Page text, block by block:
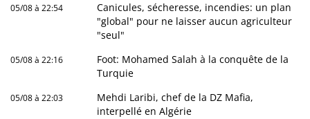
05/08 à 22:54
Canicules, sécheresse, incendies: un plan
"global" pour ne laisser aucun agriculteur
"seul"
05/08 à 22:16
Foot: Mohamed Salah à la conquête de la
Turquie
05/08 à 22:03
Mehdi Laribi, chef de la DZ Mafia,
interpellé en Algérie